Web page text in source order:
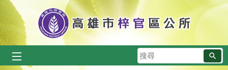
跳到主要內容區塊
搜
尋